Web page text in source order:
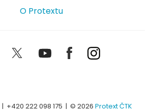
O Protextu
LinkedIn TwitterYoutubeFacebookInstagram
| +420 222 098 175 | © 2026 Protext ČTK